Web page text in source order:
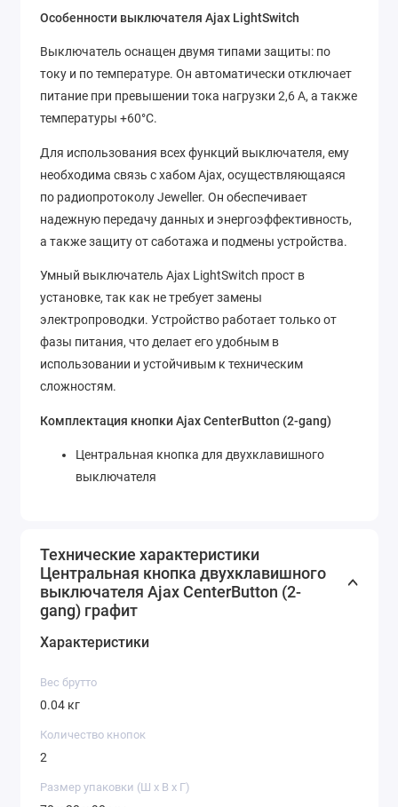
Особенности выключателя Ajax LightSwitch
Выключатель оснащен двумя типами защиты: по
току и по температуре. Он автоматически отключает
питание при превышении тока нагрузки 2,6 А, а также
температуры +60°C.
Для использования всех функций выключателя, ему
необходима связь с хабом Ajax, осуществляющаяся
по радиопротоколу Jeweller. Он обеспечивает
надежную передачу данных и энергоэффективность,
а также защиту от саботажа и подмены устройства.
Умный выключатель Ajax LightSwitch прост в
установке, так как не требует замены
электропроводки. Устройство работает только от
фазы питания, что делает его удобным в
использовании и устойчивым к техническим
сложностям.
Комплектация кнопки Ajax CenterButton (2-gang)
Центральная кнопка для двухклавишного
выключателя
Технические характеристики
Центральная кнопка двухклавишного
выключателя Ajax CenterButton (2-
gang) графит
Характеристики
Вес брутто
0.04 кг
Количество кнопок
2
Размер упаковки (Ш х В х Г)